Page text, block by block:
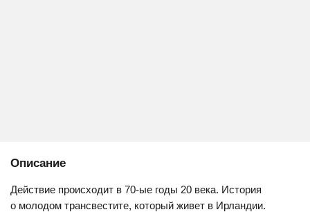
Описание
Действие происходит в 70-ые годы 20 века. История
о молодом трансвестите, который живет в Ирландии.